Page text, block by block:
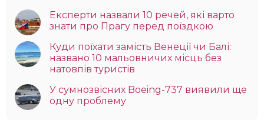
Експерти назвали 10 речей, які варто
знати про Прагу перед поїздкою
Куди поїхати замість Венеції чи Балі:
названо 10 мальовничих місць без
натовпів туристів
У сумнозвісних Boeing-737 виявили ще
одну проблему